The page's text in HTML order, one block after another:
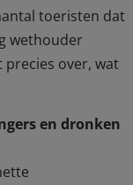
toeristen dat
wethouder
precies over, wat
en dronken